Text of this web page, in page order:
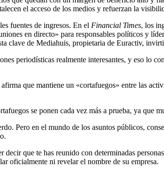
el acceso de los medios y refuerzan la
fuentes de ingresos. En el Financial Times, los
en directo» para responsables políticos y
clave de Mediahuis, propietaria de Euractiv,
periodísticas realmente interesantes, y eso lo
afirma que mantiene un «cortafuegos» entre las
se ponen cada vez más a prueba, ya que
Pero en el mundo de los asuntos públicos,
que te has reunido con determinadas
oficialmente ni revelar el nombre de su empresa.